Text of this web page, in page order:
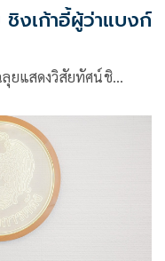
งเก้าอี้ผู้ว่าแบงก์
ลุยแสดงวิสัยทัศน์ชิ…